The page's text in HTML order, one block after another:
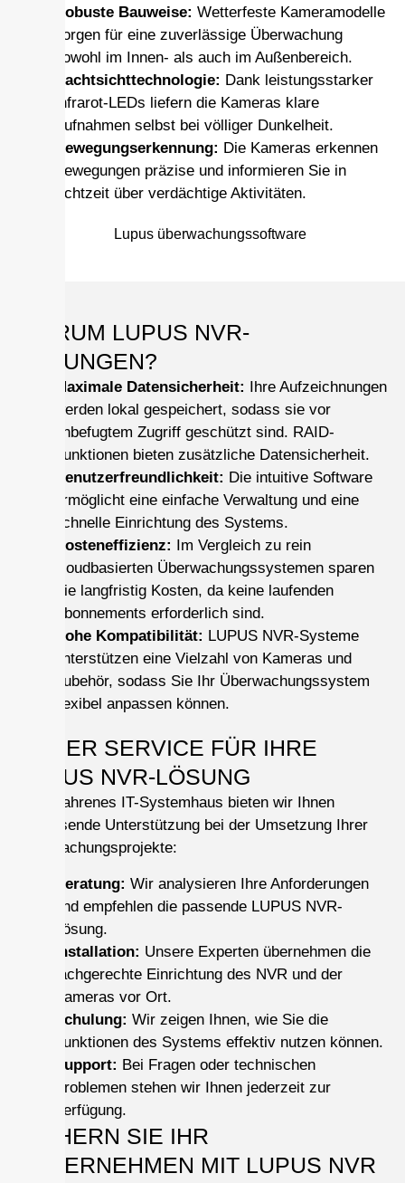
Robuste Bauweise: Wetterfeste Kameramodelle
sorgen für eine zuverlässige Überwachung
sowohl im Innen- als auch im Außenbereich.
Nachtsichttechnologie: Dank leistungsstarker
Infrarot-LEDs liefern die Kameras klare
Aufnahmen selbst bei völliger Dunkelheit.
Bewegungserkennung: Die Kameras erkennen
Bewegungen präzise und informieren Sie in
Echtzeit über verdächtige Aktivitäten.
WARUM LUPUS NVR-
LÖSUNGEN?
Maximale Datensicherheit:
Ihre Aufzeichnungen
werden lokal gespeichert, sodass sie vor
unbefugtem Zugriff geschützt sind. RAID-
Funktionen bieten zusätzliche Datensicherheit.
Benutzerfreundlichkeit: Die intuitive Software
ermöglicht eine einfache Verwaltung und eine
schnelle Einrichtung des Systems.
Kosteneffizienz:
Im Vergleich zu rein
cloudbasierten Überwachungssystemen sparen
Sie langfristig Kosten, da keine laufenden
Abonnements erforderlich sind.
Hohe Kompatibilität: LUPUS NVR-Systeme
unterstützen eine Vielzahl von Kameras und
Zubehör, sodass Sie Ihr Überwachungssystem
flexibel anpassen können.
UNSER SERVICE FÜR IHRE
LUPUS NVR-LÖSUNG
Als erfahrenes IT-Systemhaus bieten wir Ihnen
umfassende Unterstützung bei der Umsetzung Ihrer
Überwachungsprojekte:
Beratung: Wir analysieren Ihre Anforderungen
und empfehlen die passende LUPUS NVR-
Lösung.
Installation: Unsere Experten übernehmen die
fachgerechte Einrichtung des NVR und der
Kameras vor Ort.
Schulung: Wir zeigen Ihnen, wie Sie die
Funktionen des Systems effektiv nutzen können.
Support: Bei Fragen oder technischen
Problemen stehen wir Ihnen jederzeit zur
Verfügung.
SICHERN SIE IHR
UNTERNEHMEN MIT LUPUS NVR